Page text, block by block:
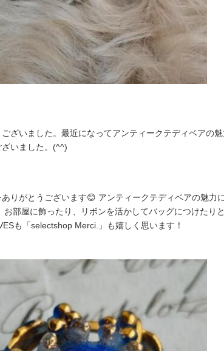
ざいました。最近になってアンティークテディベアの
いました。(^^)
りがとうございます😊 アンティークテディベアの魅力
部屋に飾ったり、リボンを活かしてバッグにつけたり
も「selectshop Merci.」も嬉しく思います！